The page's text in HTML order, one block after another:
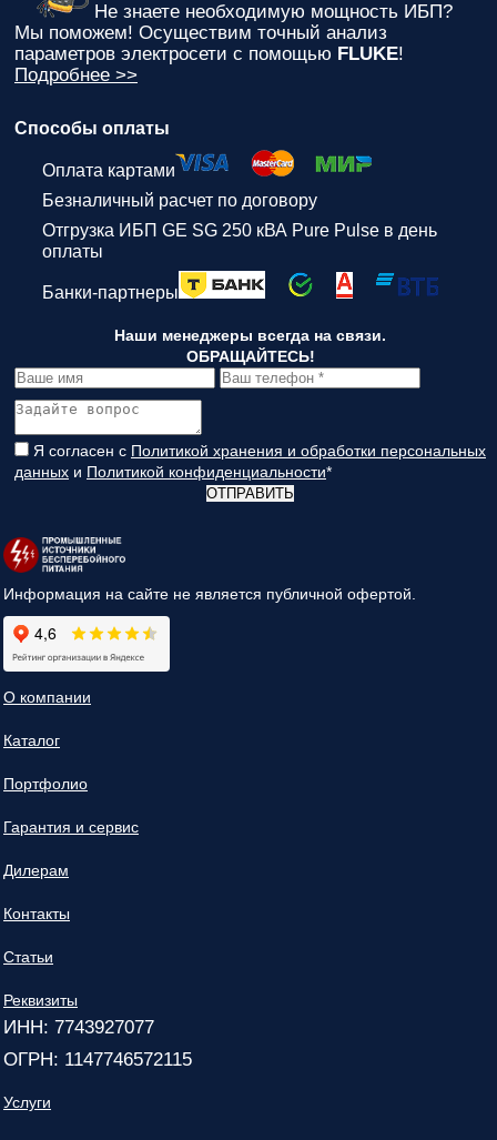
Не знаете необходимую мощность ИБП?
Мы поможем! Осуществим точный анализ
параметров электросети с помощью FLUKE!
Подробнее >>
Способы оплаты
Оплата картами
Безналичный расчет по договору
Отгрузка ИБП GE SG 250 кВА Pure Pulse в день
оплаты
Банки-партнеры
Наши менеджеры всегда на связи.
ОБРАЩАЙТЕСЬ!
Я согласен с Политикой хранения и обработки персональных
данных и Политикой конфиденциальности*
ОТПРАВИТЬ
Информация на сайте не является публичной офертой.
О компании
Каталог
Портфолио
Гарантия и сервис
Дилерам
Контакты
Статьи
Реквизиты
ИНН: 7743927077
ОГРН: 1147746572115
Услуги